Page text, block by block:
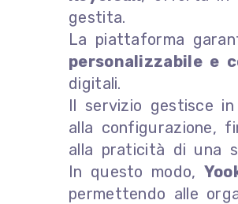
gestita.
La piattaforma
personalizzabile e
digitali.
Il servizio gestisce in
alla configurazione,
alla praticità di una
In questo modo,
permettendo alle